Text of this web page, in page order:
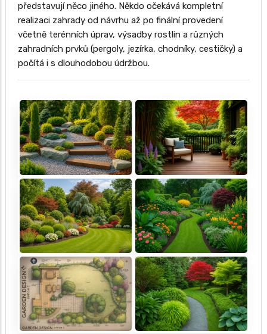
představují něco jiného. Někdo očekává kompletní
realizaci zahrady od návrhu až po finální provedení
včetně terénních úprav, výsadby rostlin a různých
zahradních prvků (pergoly, jezírka, chodníky, cestičky) a
počítá i s dlouhodobou údržbou.